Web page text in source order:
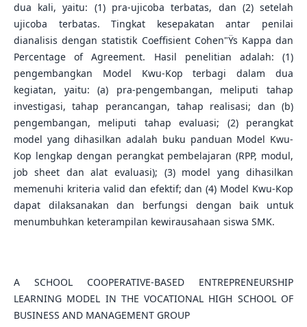
dua kali, yaitu: (1) pra-ujicoba terbatas, dan (2) setelah
ujicoba terbatas. Tingkat kesepakatan antar penilai
dianalisis dengan statistik Coeffisient Cohen"Ÿs Kappa dan
Percentage of Agreement. Hasil penelitian adalah: (1)
pengembangkan Model Kwu-Kop terbagi dalam dua
kegiatan, yaitu: (a) pra-pengembangan, meliputi tahap
investigasi, tahap perancangan, tahap realisasi; dan (b)
pengembangan, meliputi tahap evaluasi; (2) perangkat
model yang dihasilkan adalah buku panduan Model Kwu-
Kop lengkap dengan perangkat pembelajaran (RPP, modul,
job sheet dan alat evaluasi); (3) model yang dihasilkan
memenuhi kriteria valid dan efektif; dan (4) Model Kwu-Kop
dapat dilaksanakan dan berfungsi dengan baik untuk
menumbuhkan keterampilan kewirausahaan siswa SMK.
A SCHOOL COOPERATIVE-BASED ENTREPRENEURSHIP
LEARNING MODEL IN THE VOCATIONAL HIGH SCHOOL OF
BUSINESS AND MANAGEMENT GROUP